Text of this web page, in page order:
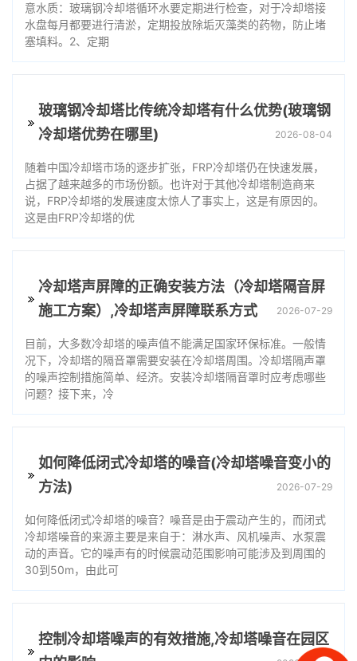
意水质：玻璃钢冷却塔循环水要定期进行检查，对于冷却塔接
水盘每月都要进行清淤，定期投放除垢灭藻类的药物，防止堵
塞填料。2、定期
玻璃钢冷却塔比传统冷却塔有什么优势(玻璃钢
冷却塔优势在哪里)
2026-08-04
随着中国冷却塔市场的逐步扩张，FRP冷却塔仍在快速发展，
占据了越来越多的市场份额。也许对于其他冷却塔制造商来
说，FRP冷却塔的发展速度太惊人了事实上，这是有原因的。
这是由FRP冷却塔的优
冷却塔声屏障的正确安装方法（冷却塔隔音屏
施工方案）,冷却塔声屏障联系方式
2026-07-29
目前，大多数冷却塔的噪声值不能满足国家环保标准。一般情
况下，冷却塔的隔音罩需要安装在冷却塔周围。冷却塔隔声罩
的噪声控制措施简单、经济。安装冷却塔隔音罩时应考虑哪些
问题？接下来，冷
如何降低闭式冷却塔的噪音(冷却塔噪音变小的
方法)
2026-07-29
如何降低闭式冷却塔的噪音？噪音是由于震动产生的，而闭式
冷却塔噪音的来源主要是来自于：淋水声、风机噪声、水泵震
动的声音。它的噪声有的时候震动范围影响可能涉及到周围的
30到50m，由此可
控制冷却塔噪声的有效措施,冷却塔噪音在园区